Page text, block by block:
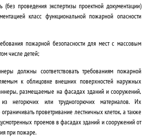
(без проведения экспертизы проектной документации)
класс функциональной пожарной опасности
пожарной безопасности для мест с массовым
числе детей;
должны соответствовать требованиям пожарной
к облицовке внешних поверхностей наружных
размещаемые на фасадах зданий и сооружений,
негорючих или трудногорючих материалов. Их
проветривание лестничных клеток, а также
проемов в фасадах зданий и сооружений от
при пожаре.